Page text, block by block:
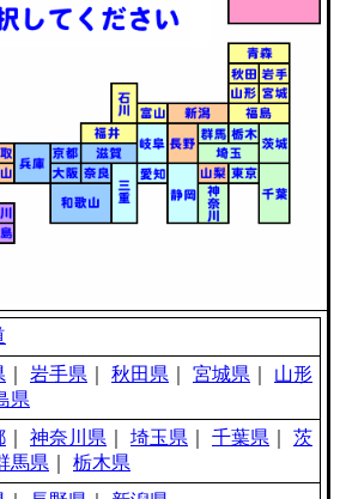
岩手県 秋田県 宮城県
山形
県
神奈川県 埼玉県 千葉県
茨
馬県
栃木県